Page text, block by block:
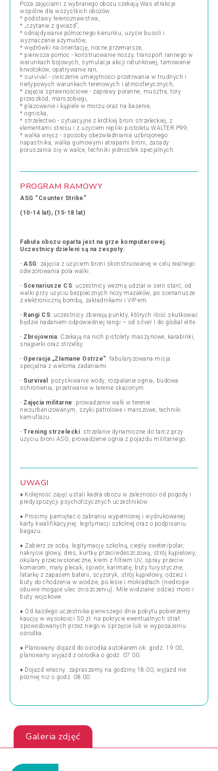
Poza zajęciami z wybranego obozu czekają Was atrakcje
wspólne dla wszystkich obozów:
* podstawy terenoznawstwa,
* „czytanie z gwiazd”,
* odnajdywanie północnego kierunku, użycie busoli i
wyznaczanie azymutów,
* wędrówki na orientację, nocne przemarsze,
* pierwsza pomoc - konstruowanie noszy, transport rannego w
warunkach bojowych, symulacja akcji ratunkowej, tamowanie
krwotoków, opatrywanie ran,
* survival - ćwiczenie umiejętności przetrwania w trudnych i
nietypowych warunkach terenowych i atmosferycznych,
* zajęcia sprawnościowe - zaprawy poranne, musztra, tory
przeszkód, marszobiegi,
* plażowanie i kąpiele w morzu oraz na basenie,
* ogniska,
* strzelectwo - sytuacyjne z krótkiej broni strzeleckiej, z
elementami stresu i z użyciem repliki pistoletu WALTER P99,
* walka wręcz - sposoby obezwładniania uzbrojonego
napastnika, walka gumowymi atrapami broni, zasady
poruszania się w walce, techniki jednostek specjalnych.
PROGRAM RAMOWY
ASG “Counter Strike”
(10-14 lat), (15-18 lat)
Fabuła obozu oparta jest na grze komputerowej.
Uczestnicy dzieleni są na zespoły:
- ASG : zajęcia z użyciem broni skonstruowanej w celu realnego
odwzorowania pola walki.
- Scenariusze CS: uczestnicy wezmą udział w serii starć, od
walki przy użyciu bezpiecznych noży-ma­zaków, po scenariusze
z elektroniczną bombą, za­kładnikami i VIP-em.
- Rangi CS: uczestnicy zbierają punkty, których ilość skutkować
będzie nadaniem odpowiedniej rangi – od silver I do global elite.
- Zbrojownia: Czekają na nich pistolety maszynowe, karabinki,
snajperki oraz strzelby.
- Operacja „Złamane Ostrze”: fabularyzowana mi­sja
specjalna z wieloma zadaniami.
- Survival : pozyskiwanie wody, rozpalanie ognia, budowa
schronienia, przetrwanie w terenie skażo­nym.
- Zajęcia militarne : prowadzenie walk w terenie
niezurbanizowanym, szyki patrolowe i marszowe, techniki
kamuflażu.
- Trening strzelecki: strzelanie dynamiczne do tarcz przy
użyciu broni ASG, prowadzenie ognia z pojazdu militarnego.
UWAGI
♦ Kolejność zajęć ustali kadra obozu w zależności od pogody i
predyspozycji psychofizycznych uczestników.
♦ Prosimy pamiętać o zabraniu wypełnionej i wydrukowanej
karty kwalifikacyjnej. legitymacji szkolnej oraz o podpisaniu
bagażu.
♦ Zabierz ze sobą: legitymację szkolną, ciepły sweter/polar,
nakrycie głowy, dres, kurtkę przeciwdeszczową, strój kąpielowy,
okulary przeciwsłoneczne, krem z filtrem UV, spray przeciw
komarom, mały plecak, śpiwór, karimatę, buty turystyczne,
latarkę z zapasem baterii, scyzoryk, strój kąpielowy, odzież i
buty do chodzenia w wodzie, po lesie i mokradłach (niedrogie
obuwie mogące ulec zniszczeniu). Mile widziane: odzież moro i
buty wojskowe.
♦ Od każdego uczestnika pierwszego dnia pobytu pobierzemy
kaucję w wysokości 50 zł. na pokrycie ewentualnych strat
spowodowanych przez niego w sprzęcie lub w wyposażeniu
ośrodka.
♦ Planowany dojazd do ośrodka autokarem ok. godz. 19:00,
planowany wyjazd z ośrodka o godz. 07:00.
♦ Dojazd własny: zapraszamy na godzinę 18:00, wyjazd nie
później niż o godz. 08:00.
Galeria zdjęć